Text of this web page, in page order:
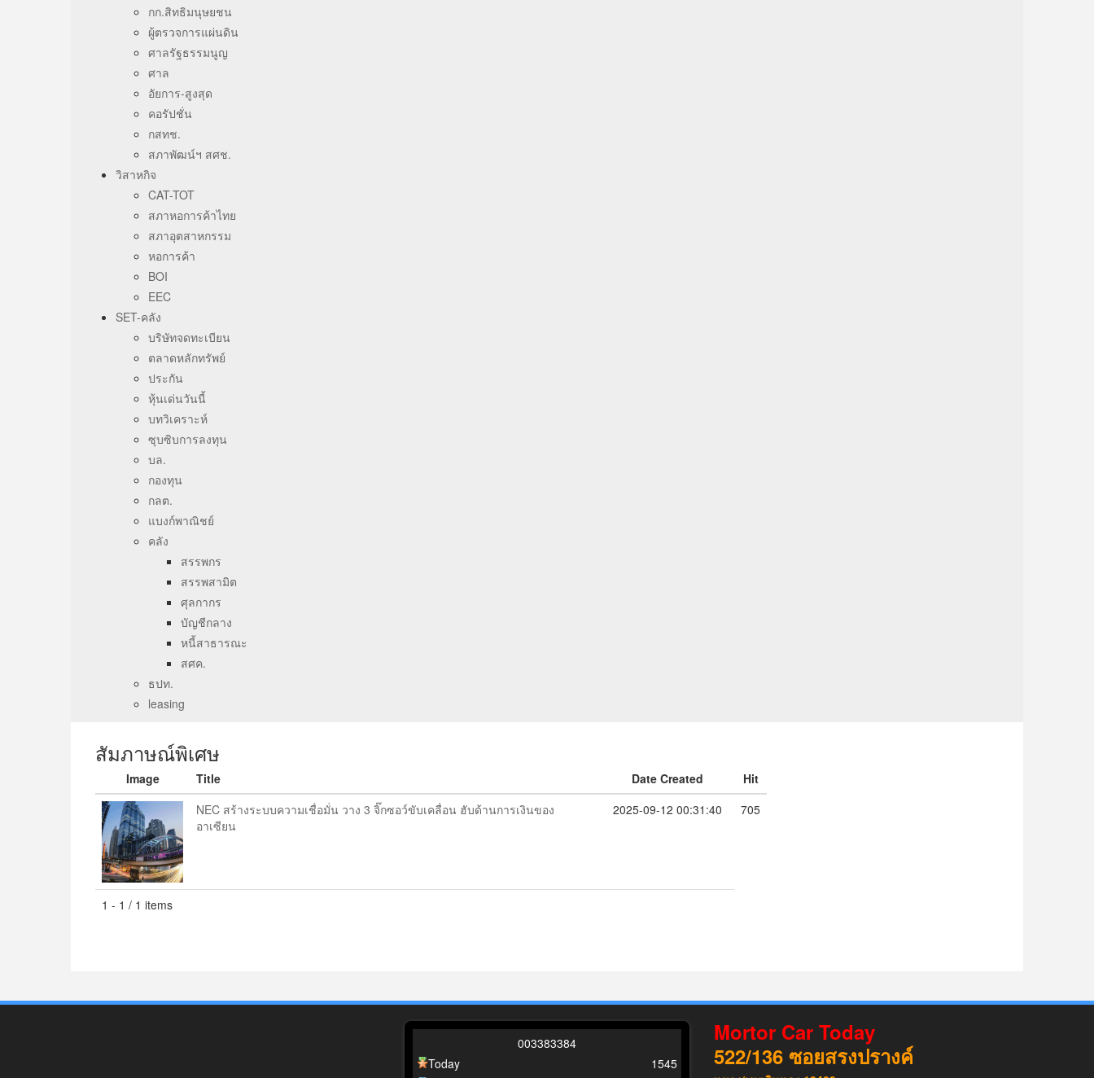
กก.สิทธิมนุษยชน
ผู้ตรวจการแผ่นดิน
ศาลรัฐธรรมนูญ
ศาล
อัยการ-สูงสุด
คอรัปชั่น
กสทช.
สภาพัฒน์ฯ สศช.
วิสาหกิจ
CAT-TOT
สภาหอการค้าไทย
สภาอุตสาหกรรม
หอการค้า
BOI
EEC
SET-คลัง
บริษัทจดทะเบียน
ตลาดหลักทรัพย์
ประกัน
หุ้นเด่นวันนี้
บทวิเคราะห์
ซุบซิบการลงทุน
บล.
กองทุน
กลต.
แบงก์พาณิชย์
คลัง
สรรพกร
สรรพสามิต
ศุลกากร
บัญชีกลาง
หนี้สาธารณะ
สศค.
ธปท.
leasing
สัมภาษณ์พิเศษ
Image Title Date Created
Hit
NEC สร้างระบบความเชื่อมั่น วาง 3 จิ๊กซอว์ขับเคลื่อน ฮับด้านการเงินของ
อาเซียน
2025-09-12 00:31:40 705
1 - 1 / 1 items
003383384
Today
1545
Mortor Car Today
522/136 ซอยสรงปรางค์